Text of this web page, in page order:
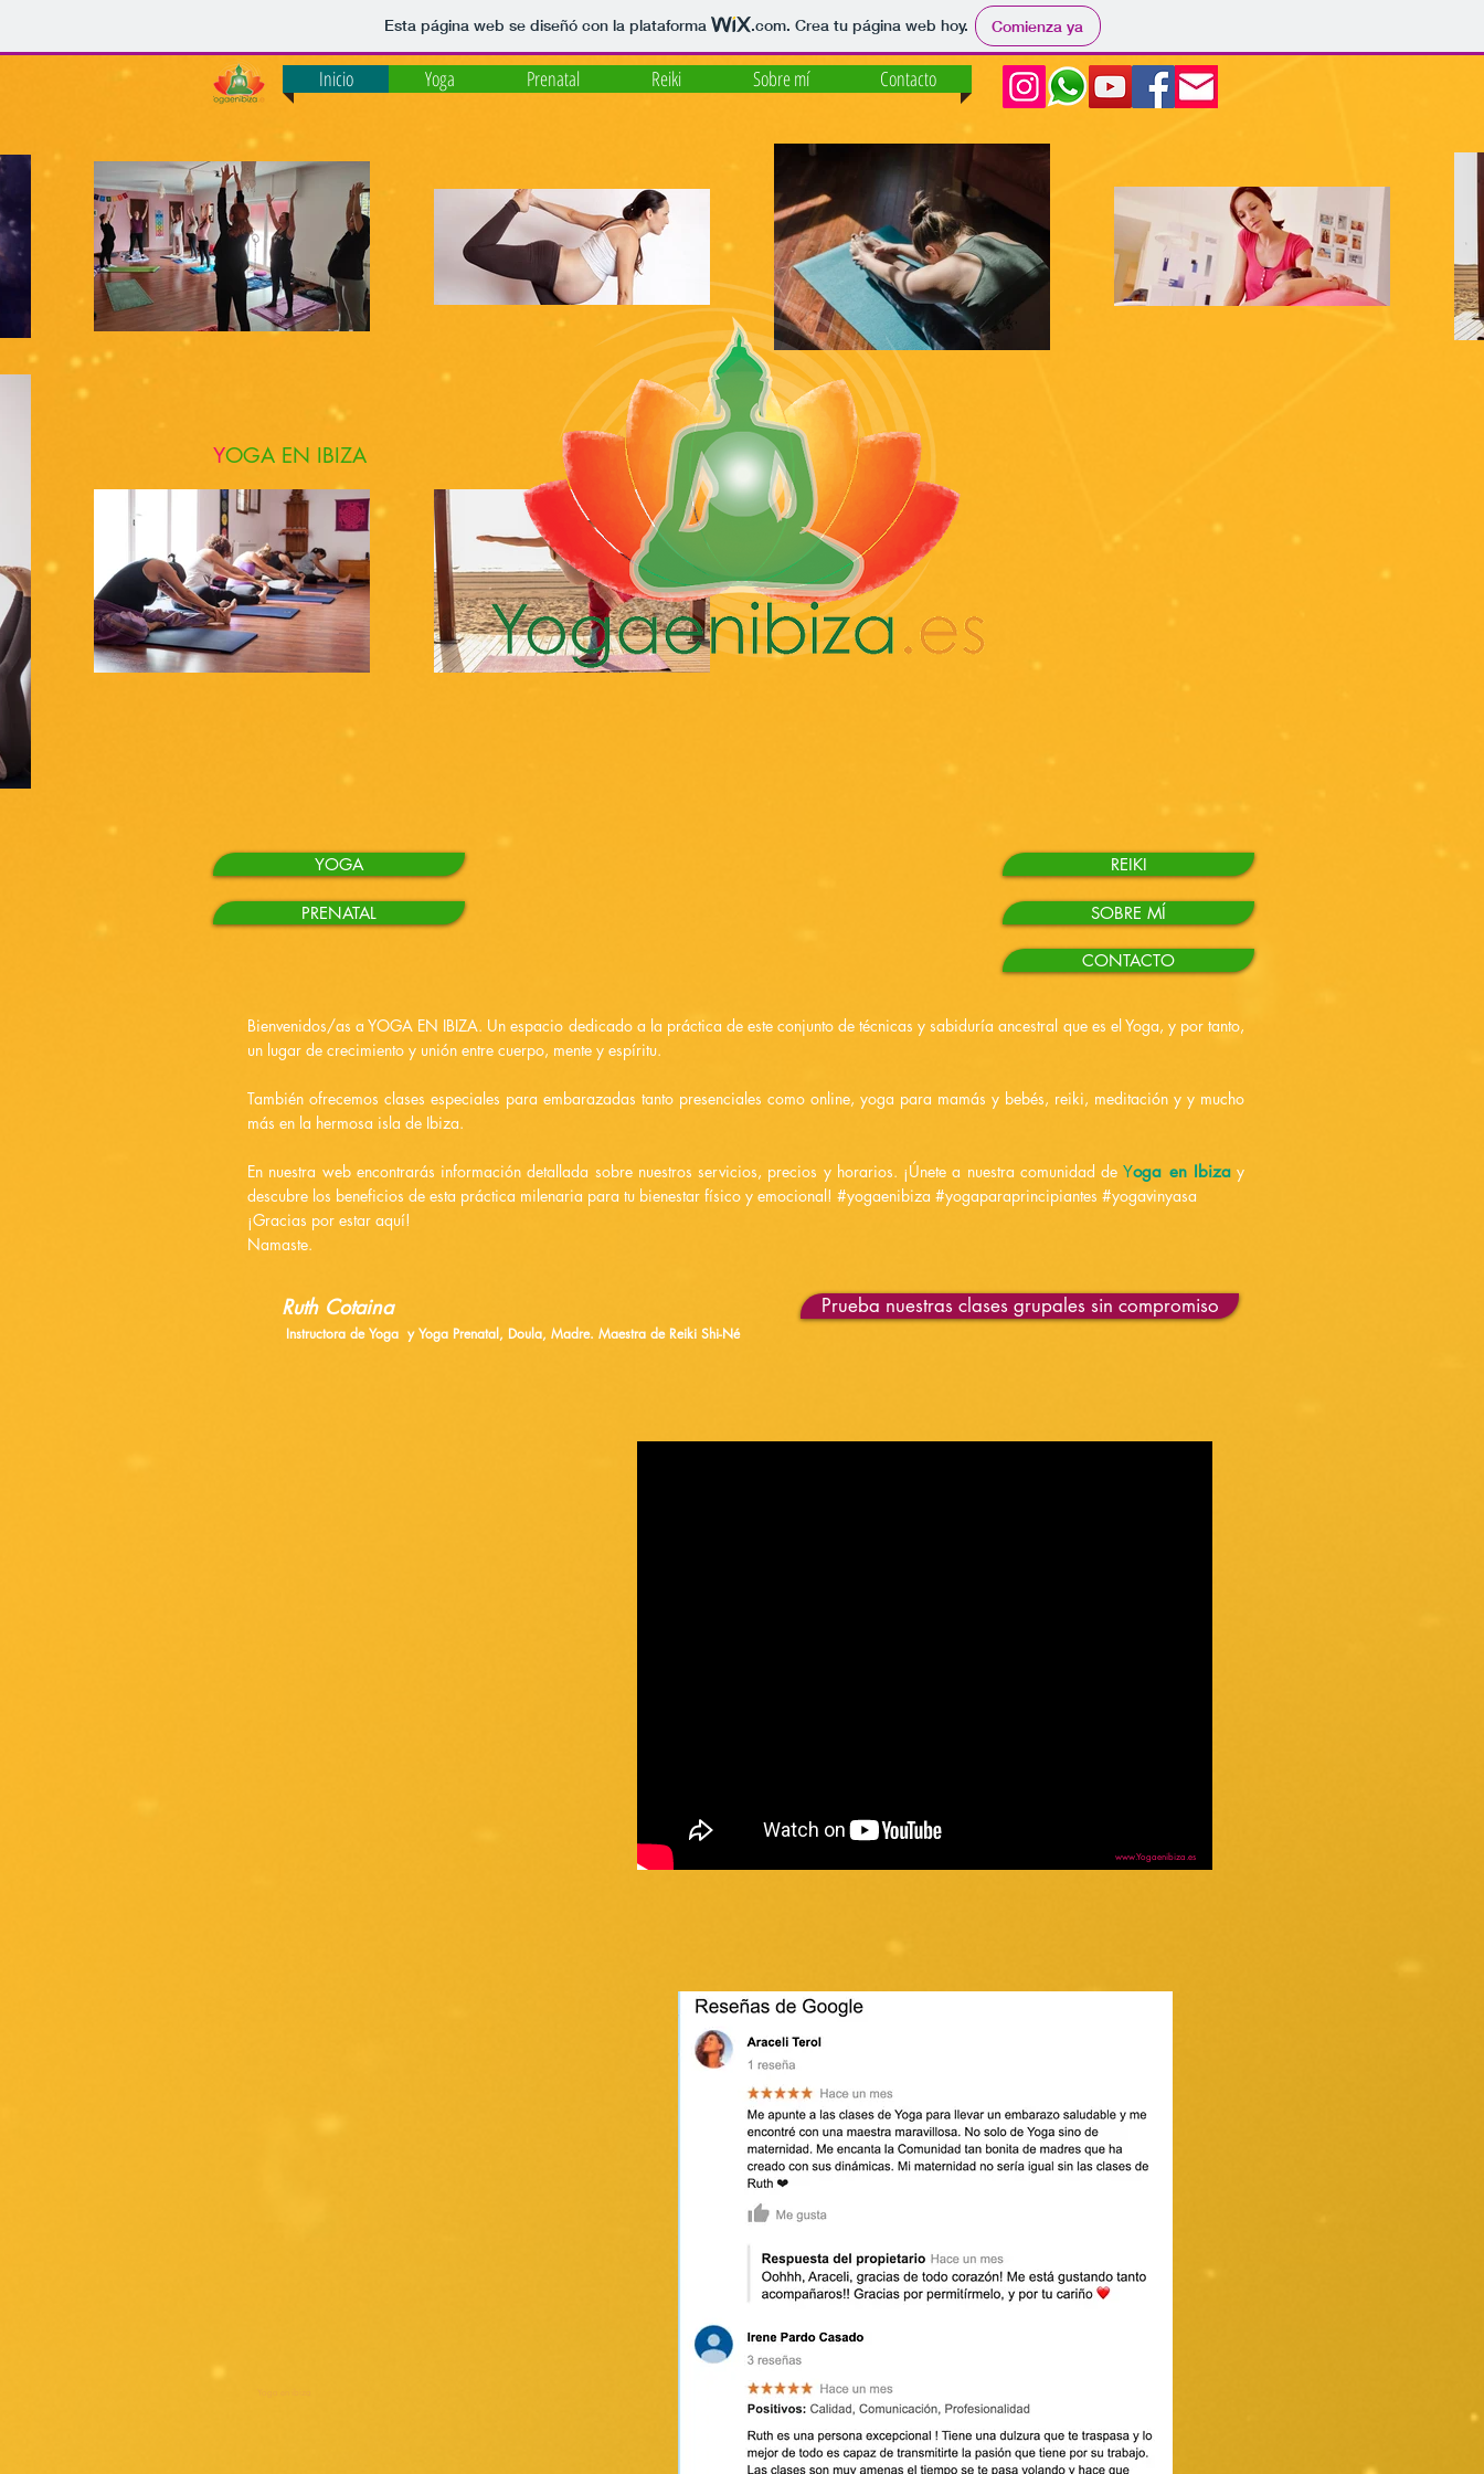
Esta página web se diseñó con la plataforma .com. Crea tu página web hoy. Comienza ya
Inicio Yoga Prenatal Reiki Sobre mí Contacto
SOBRE MÍ
YOGA
PRENATAL
REIKI
CONTACTO
YOGA EN IBIZA
Bienvenidos/as a YOGA EN IBIZA. Un espacio dedicado a la práctica de este conjunto de técnicas y sabiduría ancestral que es el Yoga, y por tanto,
un lugar de crecimiento y unión entre cuerpo, mente y espíritu.
También ofrecemos clases especiales para embarazadas tanto presenciales como online, yoga para mamás y bebés, reiki, meditación y y mucho
más en la hermosa isla de Ibiza.
En nuestra web encontrarás información detallada sobre nuestros servicios, precios y horarios. ¡Únete a nuestra comunidad deYoga en Ibizay
descubre los beneficios de esta práctica milenaria para tu bienestar físico y emocional! #yogaenibiza #yogaparaprincipiantes #yogavinyasa
¡Gracias por estar aquí!
Namaste.
Ruth Cotaina
Instructora de Yoga y Yoga Prenatal, Doula, Madre. Maestra de Reiki Shi-Né
Prueba nuestras clases grupales sin compromiso
www.Yogaenibiza.es